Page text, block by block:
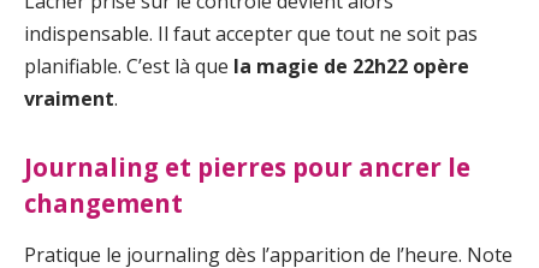
indispensable. Il faut accepter que tout ne soit pas
planifiable. C’est là que la magie de 22h22 opère
vraiment.
Journaling et pierres pour ancrer le
changement
Pratique le journaling dès l’apparition de l’heure. Note